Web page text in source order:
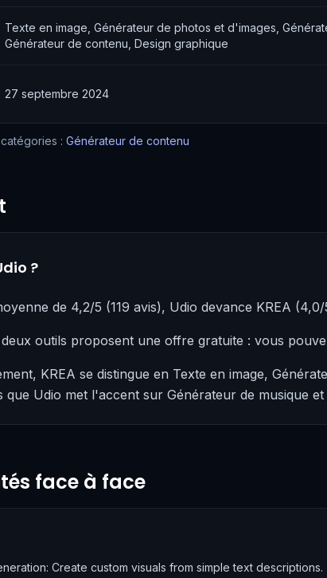
Texte en image, Générateur de photos et d'images,
Générateur de contenu, Design graphique
27 septembre 2024
: Générateur de contenu
?
de 4,2/5 (119 avis), Udio devance KREA
outils proposent une offre gratuite : vous
KREA se distingue en Texte en image,
que Udio met l'accent sur Générateur de musique
face à face
Create custom visuals from simple text descriptions.